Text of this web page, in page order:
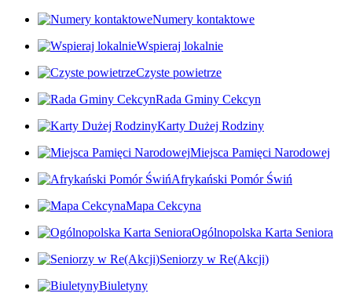
Numery kontaktowe
Wspieraj lokalnie
Czyste powietrze
Rada Gminy Cekcyn
Karty Dużej Rodziny
Miejsca Pamięci Narodowej
Afrykański Pomór Świń
Mapa Cekcyna
Ogólnopolska Karta Seniora
Seniorzy w Re(Akcji)
Biuletyny